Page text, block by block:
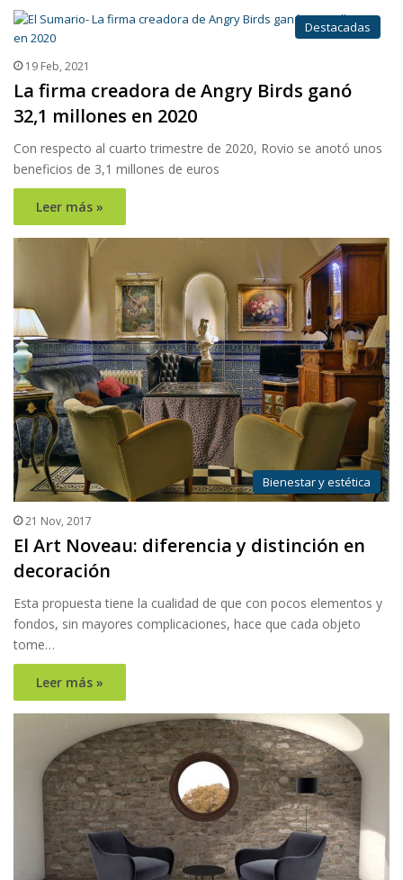
Destacadas
19 Feb, 2021
La firma creadora de Angry Birds ganó
32,1 millones en 2020
Con respecto al cuarto trimestre de 2020, Rovio se anotó unos
beneficios de 3,1 millones de euros
Leer más »
Bienestar y estética
21 Nov, 2017
El Art Noveau: diferencia y distinción en
decoración
Esta propuesta tiene la cualidad de que con pocos elementos y
fondos, sin mayores complicaciones, hace que cada objeto
tome…
Leer más »